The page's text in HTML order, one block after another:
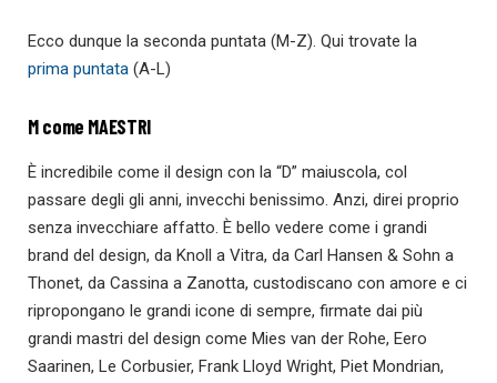
Ecco dunque la seconda puntata (M-Z). Qui trovate la
prima puntata (A-L)
M come MAESTRI
È incredibile come il design con la “D” maiuscola, col
passare degli gli anni, invecchi benissimo. Anzi, direi proprio
senza invecchiare affatto. È bello vedere come i grandi
brand del design, da Knoll a Vitra, da Carl Hansen & Sohn a
Thonet, da Cassina a Zanotta, custodiscano con amore e ci
ripropongano le grandi icone di sempre, firmate dai più
grandi mastri del design come Mies van der Rohe, Eero
Saarinen, Le Corbusier, Frank Lloyd Wright, Piet Mondrian,